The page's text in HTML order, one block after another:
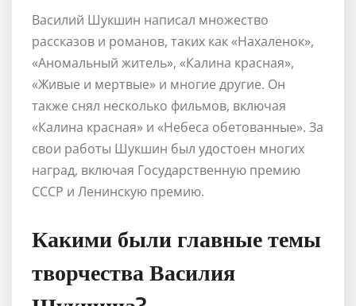
Василий Шукшин написал множество
рассказов и романов, таких как «Нахаленок»,
«Аномальный житель», «Калина красная»,
«Живые и мертвые» и многие другие. Он
также снял несколько фильмов, включая
«Калина красная» и «Небеса обетованные». За
свои работы Шукшин был удостоен многих
наград, включая Государственную премию
СССР и Ленинскую премию.
Какими были главные темы
творчества Василия